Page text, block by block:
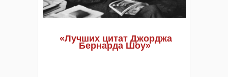
«Лучших цитат Джорджа
Бернарда Шоу»